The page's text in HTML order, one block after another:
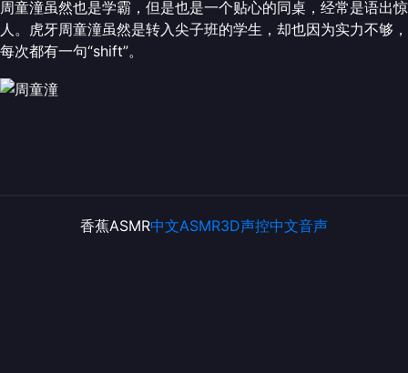
周童潼虽然也是学霸，但是也是一个贴心的同桌，经常是语出惊
人。虎牙周童潼虽然是转入尖子班的学生，却也因为实力不够，
每次都有一句“shift”。
香蕉ASMR中文ASMR3D声控中文音声